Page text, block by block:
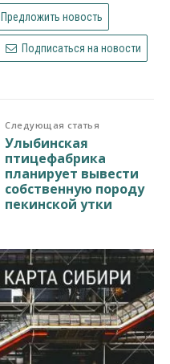
Предложить новость
Подписаться на новости
Следующая статья
Улыбинская
птицефабрика
планирует вывести
собственную породу
пекинской утки